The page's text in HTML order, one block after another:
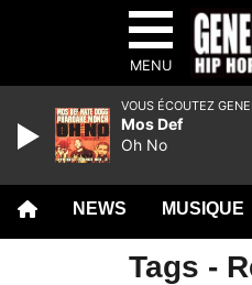
MENU
NEWS MUSIQUE
Tags -
VOUS ÉCOUTEZ
Mos Def
Oh No